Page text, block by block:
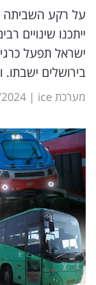
וטק
שיווק
ופרסום
משפט
מדדים
ומחקרים
דעות
רכילות
עסקית
קריפטו
ייתכנו שינויים
ישראל תפעל
בירושלים
מערכת ice |